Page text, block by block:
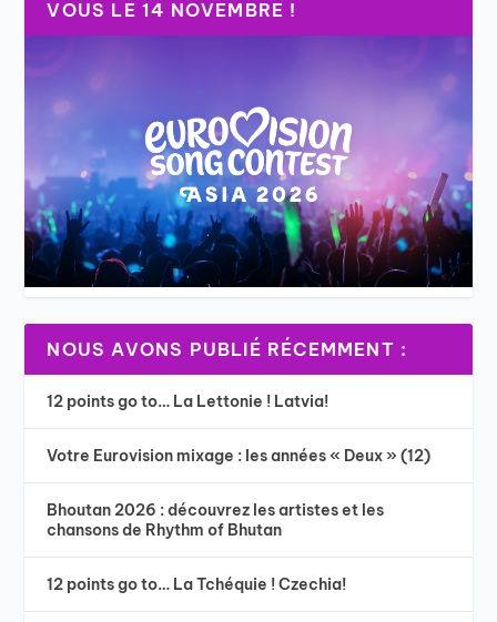
VOUS LE 14 NOVEMBRE !
NOUS AVONS PUBLIÉ RÉCEMMENT :
12 points go to… La Lettonie ! Latvia!
Votre Eurovision mixage : les années « Deux » (12)
Bhoutan 2026 : découvrez les artistes et les
chansons de Rhythm of Bhutan
12 points go to… La Tchéquie ! Czechia!